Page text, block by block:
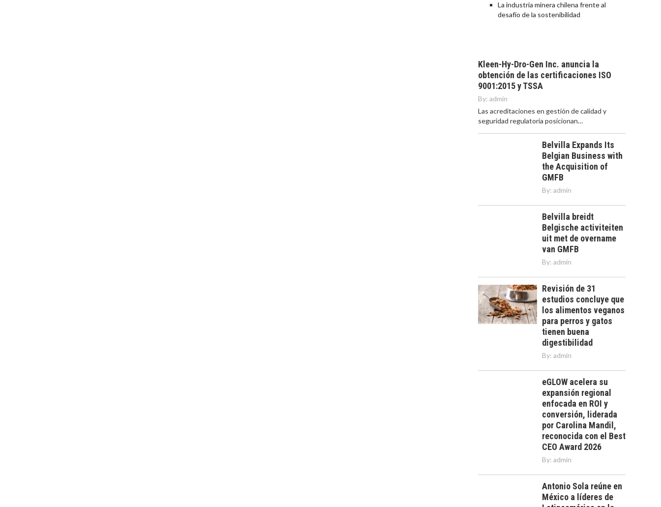
La industria minera chilena frente al
desafío de la sostenibilidad
Kleen-Hy-Dro-Gen Inc. anuncia la
obtención de las certificaciones ISO
9001:2015 y TSSA
By: admin
Las acreditaciones en gestión de calidad y
seguridad regulatoria posicionan…
Belvilla Expands Its
Belgian Business with
the Acquisition of
GMFB
By: admin
Belvilla breidt
Belgische activiteiten
uit met de overname
van GMFB
By: admin
Revisión de 31
estudios concluye que
los alimentos veganos
para perros y gatos
tienen buena
digestibilidad
By: admin
eGLOW acelera su
expansión regional
enfocada en ROI y
conversión, liderada
por Carolina Mandil,
reconocida con el Best
CEO Award 2026
By: admin
Antonio Sola reúne en
México a líderes de